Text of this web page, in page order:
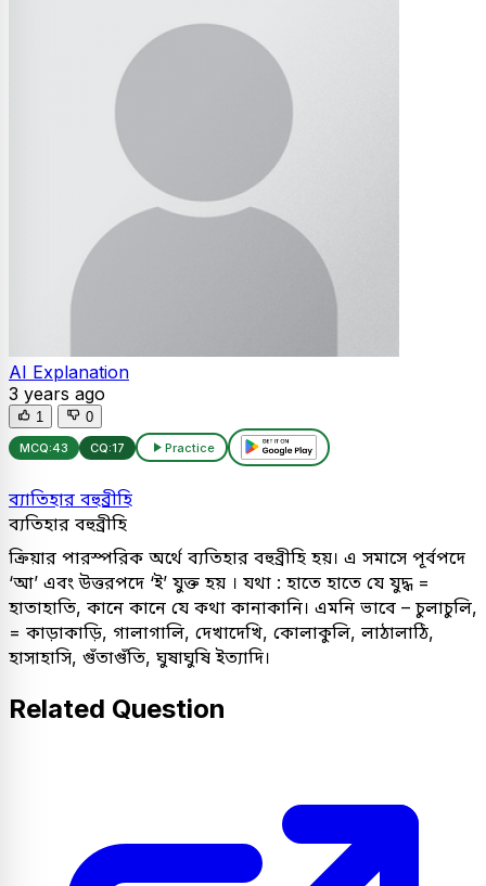
AI Explanation
3 years ago
1 0
MCQ:43 CQ:17 Practice
ব্যাতিহার বহুব্রীহি
ব্যতিহার বহুব্রীহি
ক্রিয়ার পারস্পরিক অর্থে ব্যতিহার বহুব্রীহি হয়। এ সমাসে পূর্বপদে
‘আ’ এবং উত্তরপদে ‘ই’ যুক্ত হয় । যথা : হাতে হাতে যে যুদ্ধ =
হাতাহাতি, কানে কানে যে কথা কানাকানি। এমনি ভাবে – চুলাচুলি,
= কাড়াকাড়ি, গালাগালি, দেখাদেখি, কোলাকুলি, লাঠালাঠি,
হাসাহাসি, গুঁতাগুঁতি, ঘুষাঘুষি ইত্যাদি।
Related Question